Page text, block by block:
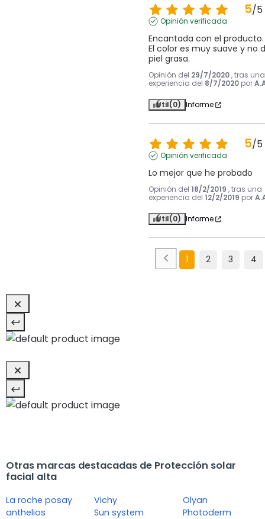
5/5
Opinión verificada
Encantada con el producto.
El color es muy suave y no
piel grasa.
Opinión del 29/7/2020 , tras una
experiencia del 8/7/2020 por
Útil(0) Informe
5/5
Opinión verificada
Lo mejor que he probado
Opinión del 18/2/2019 , tras una
experiencia del 12/2/2019 por
Útil(0) Informe
1 2 3 4
Otras marcas destacadas de Protección solar
facial alta
La roche posay
anthelios
Vichy
Sun system
Olyan
Photoderm